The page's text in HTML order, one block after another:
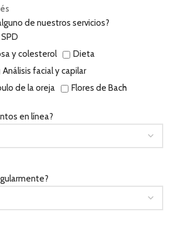
de nuestros servicios?
SPD
y colesterol
Dieta
Análisis facial y capilar
de la oreja
Flores de Bach
en línea?